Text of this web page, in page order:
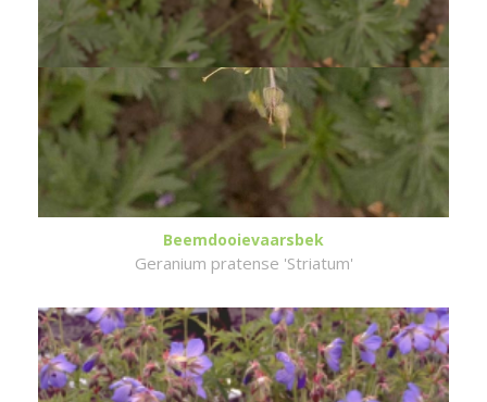
Beemdooievaarsbek
Geranium pratense 'Striatum'